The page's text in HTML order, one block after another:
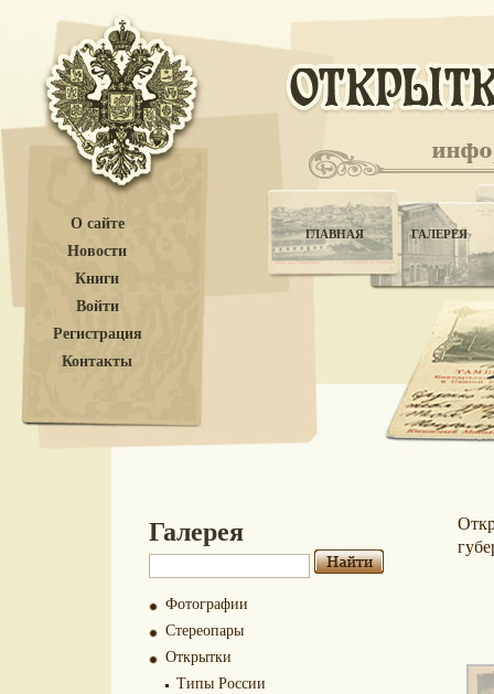
О сайте
Новости
Книги
Войти
Регистрация
Контакты
ГЛАВНАЯ ГАЛЕРЕЯ
Галерея
Фотографии
Стереопары
Открытки
Типы России